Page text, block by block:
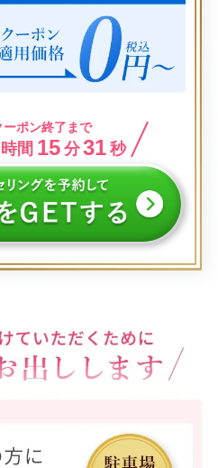
ーポン終了まで
時間 15 分31 秒